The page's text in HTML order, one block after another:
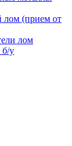
лом (прием от
лом
б/у